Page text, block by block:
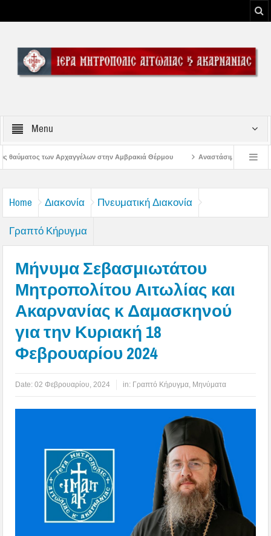
Menu
στην Αμβρακιά Θέρμου Αναστάσιμος Εσπερινός στην Παλαιοκαρυά
Home Διακονία Πνευματική Διακονία
Γραπτό Κήρυγμα
Μήνυμα Σεβασμιωτάτου
Μητροπολίτου Αιτωλίας και
Ακαρνανίας κ Δαμασκηνού
για την Κυριακή 18
Φεβρουαρίου 2024
Date:02 Φεβρουαρίου, 2024 in: Γραπτό Κήρυγμα Μηνύματα